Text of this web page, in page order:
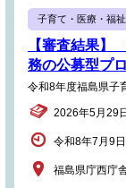
子育て・医療・福祉
【審査結果
務の公募型プ
令和8年度福島県子
2026年5月29
令和8年7月9
福島県庁西庁